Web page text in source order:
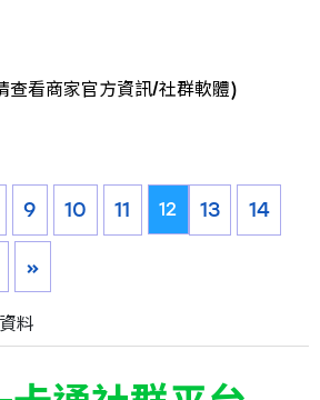
查看商家官方資訊/社群軟體)
9 10 11 12 13 14
»
料